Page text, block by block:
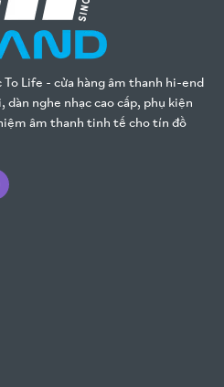
Life - cửa hàng âm thanh hi-end
nghe nhạc cao cấp, phụ kiện
âm thanh tinh tế cho tín đồ